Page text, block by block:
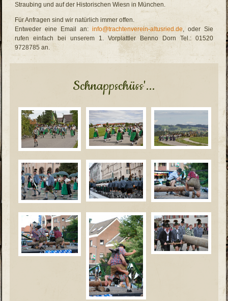
Straubing und auf der Historischen Wiesn in München.
Für Anfragen sind wir natürlich immer offen.
Entweder eine Email an: info@trachtenverein-altusried.de , oder Sie
rufen einfach bei unserem 1. Vorplattler Benno Dorn Tel.: 01520
9728785 an.
Schnappschüss'...